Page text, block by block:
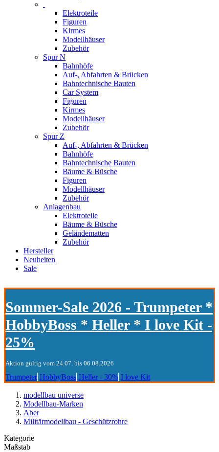
Elektroteile
Figuren
Kirmes
Modellhäuser
Zubehör
Spur N
Bahnhöfe
Auf-, Abfahrten & Brücken
Bahntechnische Bauten
Car System
Figuren
Kirmes
Modellhäuser
Zubehör
Spur Z
Auf-, Abfahrten & Brücken
Bahnhöfe
Bahntechnische Bauten
Bäume & Büsche
Figuren
Modellhäuser
Zubehör
Anlagenbau
Elektroteile
Bäume & Büsche
Geländematten
Zubehör
Hersteller
Neuheiten
Sale
Sommer-Sale 2026 - Trumpeter *
HobbyBoss * Heller * I love Kit -
25%
Aktion gültig vom 24.07. bis 06.08.2026
Trumpeter HobbyBoss Heller - 30% I love Kit
modellbau universe
Modellbau-Marken
Aber
Militärmodellbau - Geschützrohre
Kategorie
Maßstab